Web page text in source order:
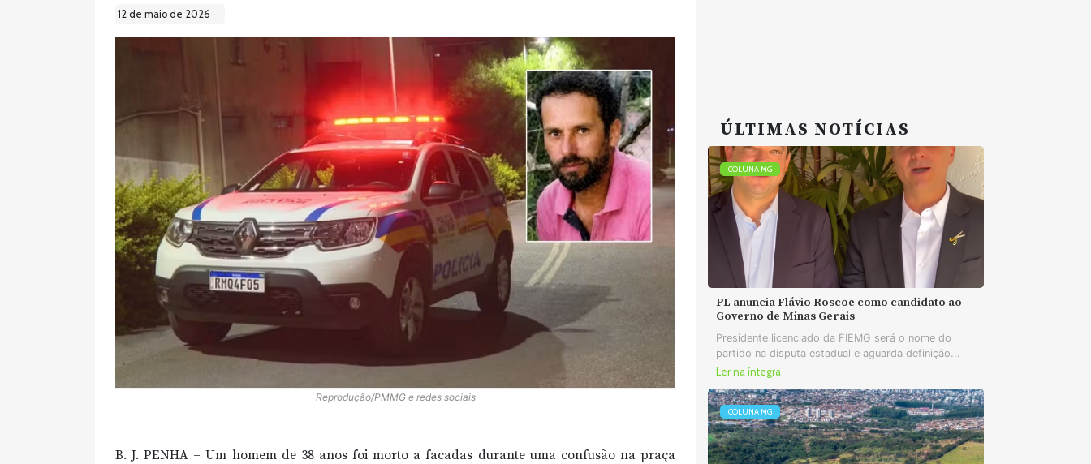
12 de maio de 2026
Reprodução/PMMG e redes sociais
B. J. PENHA – Um homem de 38 anos foi morto a facadas durante uma confusão na praça
ÚLTIMAS NOTÍCIAS
COLUNA MG
PL anuncia Flávio Roscoe como candidato ao
Governo de Minas Gerais
Presidente licenciado da FIEMG será o nome do
partido na disputa estadual e aguarda definição...
Ler na íntegra
COLUNA MG